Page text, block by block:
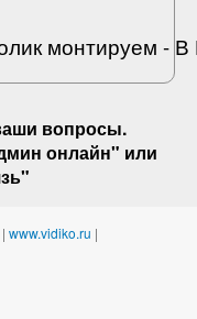
монтируем -
вопросы.
онлайн" или
"
www.vidiko.ru |